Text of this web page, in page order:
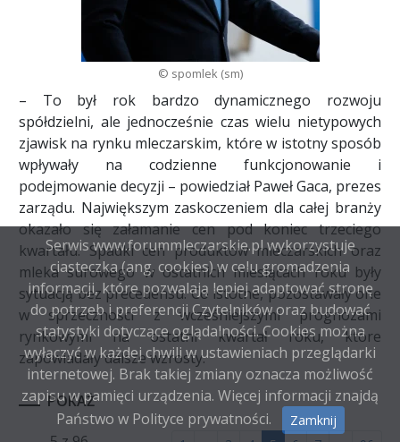
© spomlek (sm)
– To był rok bardzo dynamicznego rozwoju
spółdzielni, ale jednocześnie czas wielu nietypowych
zjawisk na rynku mleczarskim, które w istotny sposób
wpływały na codzienne funkcjonowanie i
podejmowanie decyzji – powiedział Paweł Gaca, prezes
zarządu. Największym zaskoczeniem dla całej branży
okazało się załamanie cen pod koniec trzeciego
kwartału. Spadki cen produktów mleczarskich oraz
mleka surowego w ostatnich miesiącach roku były
sytuacją bez precedensu. Co istotne, pozostawały one
w sprzeczności z wcześniejszymi prognozami
rynkowymi na ostatni kwartał roku, które
zapowiadały dalsze wzrosty.
POKAŻ
Serwis www.forummleczarskie.pl wykorzystuje
ciasteczka (ang. cookies) w celu gromadzenia
informacji, które pozwalają lepiej adaptować stronę
do potrzeb i preferencji Czytelników oraz budować
statystyki dotyczące oglądalności. Cookies można
wyłączyć w każdej chwili w ustawieniach przeglądarki
internetowej. Brak takiej zmiany oznacza możliwość
zapisu w pamięci urządzenia. Więcej informacji znajdą
Państwo w Polityce prywatności. Zamknij